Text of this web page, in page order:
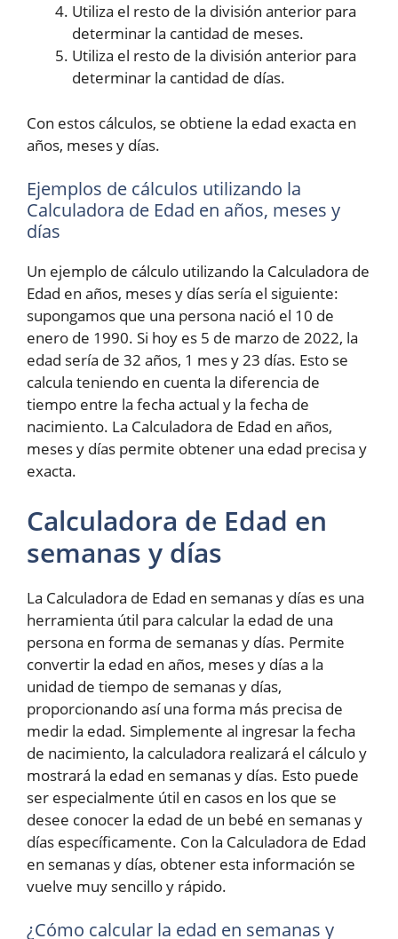
Utiliza el resto de la división anterior para
determinar la cantidad de meses.
Utiliza el resto de la división anterior para
determinar la cantidad de días.
Con estos cálculos, se obtiene la edad exacta en
años, meses y días.
Ejemplos de cálculos utilizando la
Calculadora de Edad en años, meses y
días
Un ejemplo de cálculo utilizando la Calculadora de
Edad en años, meses y días sería el siguiente:
supongamos que una persona nació el 10 de
enero de 1990. Si hoy es 5 de marzo de 2022, la
edad sería de 32 años, 1 mes y 23 días. Esto se
calcula teniendo en cuenta la diferencia de
tiempo entre la fecha actual y la fecha de
nacimiento. La Calculadora de Edad en años,
meses y días permite obtener una edad precisa y
exacta.
Calculadora de Edad en
semanas y días
La Calculadora de Edad en semanas y días es una
herramienta útil para calcular la edad de una
persona en forma de semanas y días. Permite
convertir la edad en años, meses y días a la
unidad de tiempo de semanas y días,
proporcionando así una forma más precisa de
medir la edad. Simplemente al ingresar la fecha
de nacimiento, la calculadora realizará el cálculo y
mostrará la edad en semanas y días. Esto puede
ser especialmente útil en casos en los que se
desee conocer la edad de un bebé en semanas y
días específicamente. Con la Calculadora de Edad
en semanas y días, obtener esta información se
vuelve muy sencillo y rápido.
¿Cómo calcular la edad en semanas y